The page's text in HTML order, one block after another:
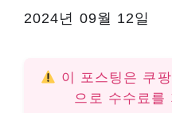
2024년 09월 12일
이 포스팅은 쿠
으로 수수료를